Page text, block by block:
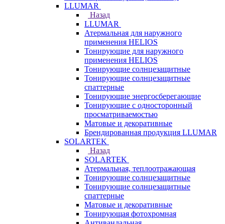
LLUMAR
Назад
LLUMAR
Атермальная для наружного
применения HELIOS
Тонирующие для наружного
применения HELIOS
Тонирующие солнцезащитные
Тонирующие солнцезащитные
спаттерные
Тонирующие энергосберегающие
Тонирующие с односторонный
просматриваемостью
Матовые и декоративные
Брендированная продукция LLUMAR
SOLARTEK
Назад
SOLARTEK
Атермальная, теплоотражающая
Тонирующие солнцезащитные
Тонирующие солнцезащитные
спаттерные
Матовые и декоративные
Тонирующая фотохромная